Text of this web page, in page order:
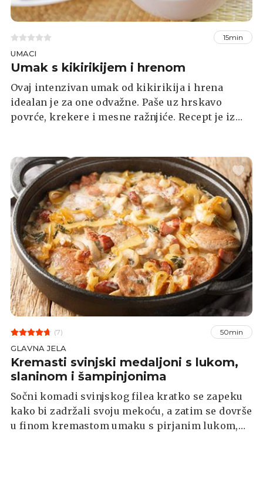
15min
UMACI
Umak s kikirikijem i hrenom
Ovaj intenzivan umak od kikirikija i hrena
idealan je za one odvažne. Paše uz hrskavo
povrće, krekere i mesne ražnjiće. Recept je iz
(7) 50min
GLAVNA JELA
Kremasti svinjski medaljoni s lukom,
slaninom i šampinjonima
Sočni komadi svinjskog filea kratko se zapeku
kako bi zadržali svoju mekoću, a zatim se dovrše
u finom kremastom umaku s pirjanim lukom,